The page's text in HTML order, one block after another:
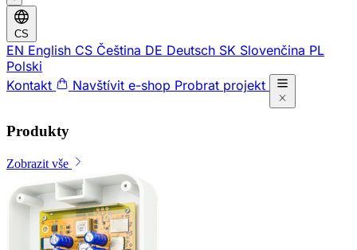
CS
EN English CS Čeština DE Deutsch SK Slovenčina PL
Polski
Kontakt
Navštívit e-shop Probrat projekt
Produkty
Zobrazit vše